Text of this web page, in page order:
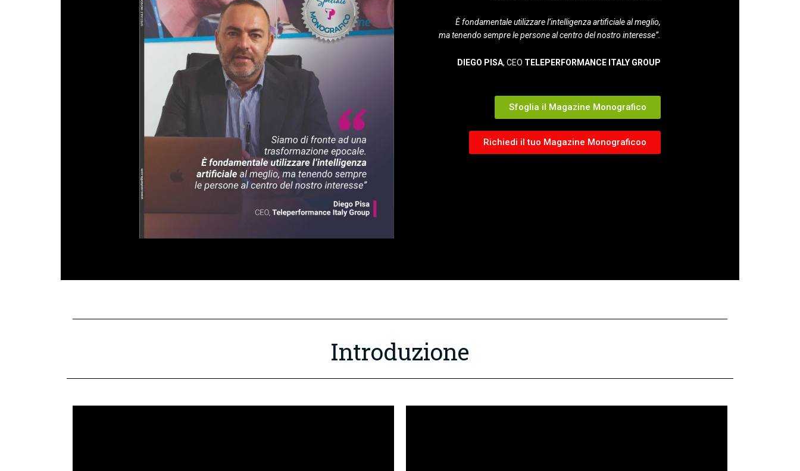
È fondamentale utilizzare l’intelligenza artificiale al meglio,
ma tenendo sempre le persone al centro del nostro interesse”.
DIEGO PISA, CEO TELEPERFORMANCE ITALY GROUP
Sfoglia il Magazine Monografico
Richiedi il tuo Magazine Monograficoo
Introduzione